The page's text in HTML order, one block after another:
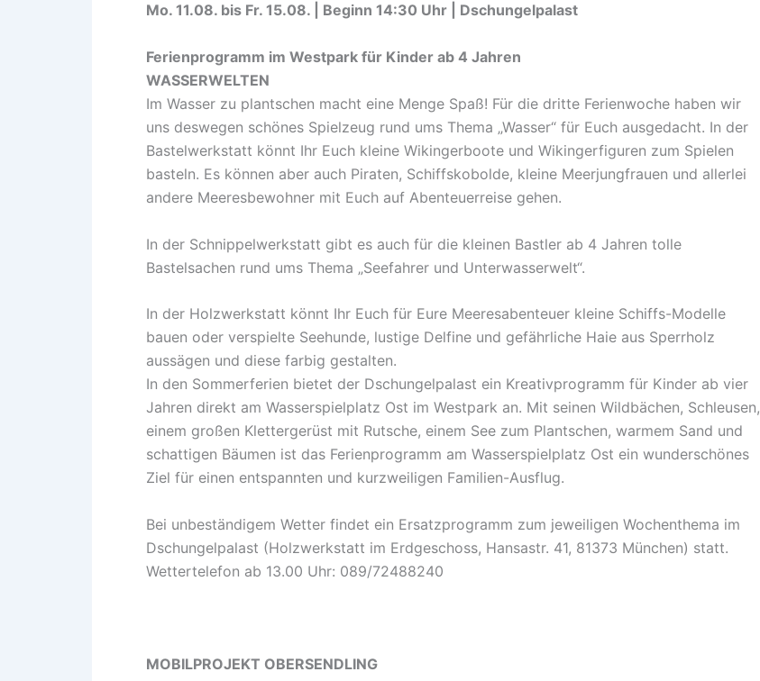
Mo. 11.08. bis Fr. 15.08. | Beginn 14:30 Uhr | Dschungelpalast
Ferienprogramm im Westpark für Kinder ab 4 Jahren
WASSERWELTEN
Im Wasser zu plantschen macht eine Menge Spaß! Für die dritte Ferienwoche haben wir
uns deswegen schönes Spielzeug rund ums Thema „Wasser“ für Euch ausgedacht. In der
Bastelwerkstatt könnt Ihr Euch kleine Wikingerboote und Wikingerfiguren zum Spielen
basteln. Es können aber auch Piraten, Schiffskobolde, kleine Meerjungfrauen und allerlei
andere Meeresbewohner mit Euch auf Abenteuerreise gehen.
In der Schnippelwerkstatt gibt es auch für die kleinen Bastler ab 4 Jahren tolle
Bastelsachen rund ums Thema „Seefahrer und Unterwasserwelt“.
In der Holzwerkstatt könnt Ihr Euch für Eure Meeresabenteuer kleine Schiffs-Modelle
bauen oder verspielte Seehunde, lustige Delfine und gefährliche Haie aus Sperrholz
aussägen und diese farbig gestalten.
In den Sommerferien bietet der Dschungelpalast ein Kreativprogramm für Kinder ab vier
Jahren direkt am Wasserspielplatz Ost im Westpark an. Mit seinen Wildbächen, Schleusen,
einem großen Klettergerüst mit Rutsche, einem See zum Plantschen, warmem Sand und
schattigen Bäumen ist das Ferienprogramm am Wasserspielplatz Ost ein wunderschönes
Ziel für einen entspannten und kurzweiligen Familien-Ausflug.
Bei unbeständigem Wetter findet ein Ersatzprogramm zum jeweiligen Wochenthema im
Dschungelpalast (Holzwerkstatt im Erdgeschoss, Hansastr. 41, 81373 München) statt.
Wettertelefon ab 13.00 Uhr: 089/72488240
MOBILPROJEKT OBERSENDLING